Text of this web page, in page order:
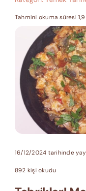
Tahmini okuma süresi
16/12/2024 tarihinde
892 kişi okudu